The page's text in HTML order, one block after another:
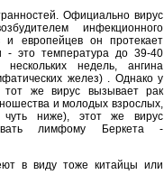
Официально вирус
инфекционного
и европейцев он протекает
- это температура до 39-40
недель, ангина
желез) . Однако у
тот же вирус вызывает рак
и молодых взрослых,
ниже), этот же вирус
лимфому Беркета -
в виду тоже китайцы или